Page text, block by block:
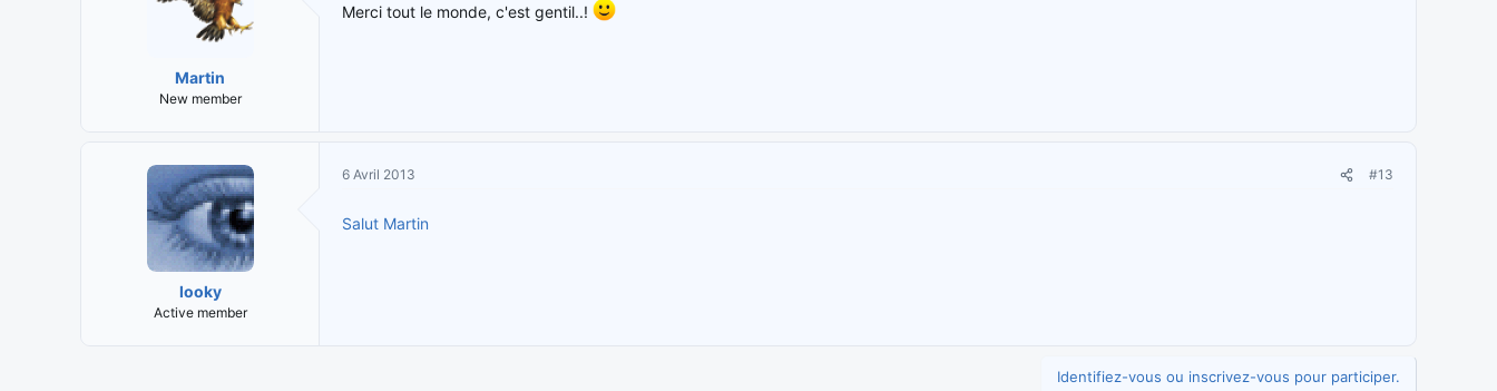
Martin
New member
Merci tout le monde, c'est gentil..!
looky
Active member
6 Avril 2013 #13
Salut Martin
Identifiez-vous ou inscrivez-vous pour participer.